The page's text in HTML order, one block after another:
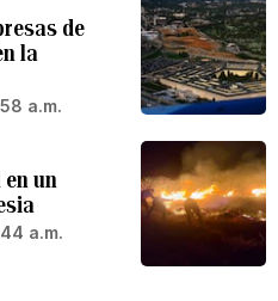
de
la
a.m.
un
a.m.